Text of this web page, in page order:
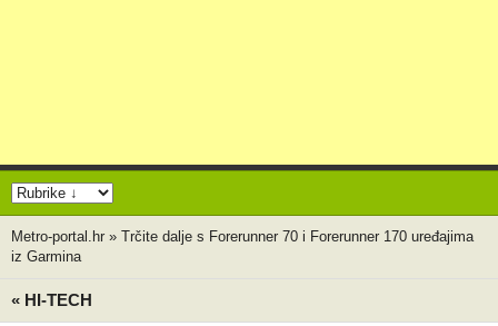
Metro-portal.hr » Trčite dalje s Forerunner 70 i Forerunner 170 uređajima
iz Garmina
« HI-TECH